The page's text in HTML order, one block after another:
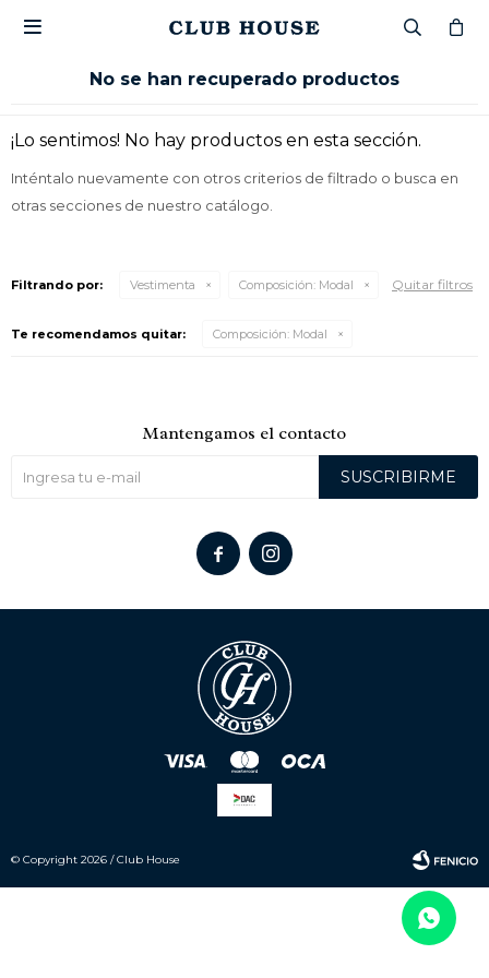

No se han recuperado productos
¡Lo sentimos! No hay productos en esta sección.
Inténtalo nuevamente con otros criterios de filtrado o busca en
otras secciones de nuestro catálogo.
Filtrando por: Vestimenta Composición: Modal Quitar filtros
Te recomendamos quitar: Composición: Modal
Mantengamos el contacto
SUSCRIBIRME
 
© Copyright 2026 / Club House